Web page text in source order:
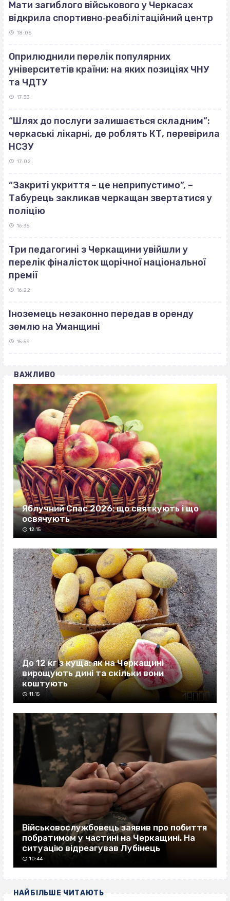
Мати загиблого військового у Черкасах
відкрила спортивно‐реабілітаційний центр
18:05
Оприлюднили перелік популярних
університетів країни: на яких позиціях ЧНУ
та ЧДТУ
17:33
“Шлях до послуги залишається складним”:
черкаські лікарні, де роблять КТ, перевірила
НСЗУ
17:02
“Закриті укриття – це неприпустимо”, –
Табурець закликав черкащан звертатися у
поліцію
16:35
Три педагогині з Черкащини увійшли у
перелік фіналісток щорічної національної
премії
16:22
Іноземець незаконно передав в оренду
землю на Уманщині
15:59
ВАЖЛИВО
Яблучний Спас 2026: що святкують і що
освячують
12:15
До 12 кг з куща: як на Черкащині
вирощують дині та скільки вони
коштують
11:15
Військовослужбовець заявив про побиття
побратимом у частині на Черкащині. На
ситуацію відреагував Лубінець
10:44
НАЙБІЛЬШЕ ЧИТАЮТЬ